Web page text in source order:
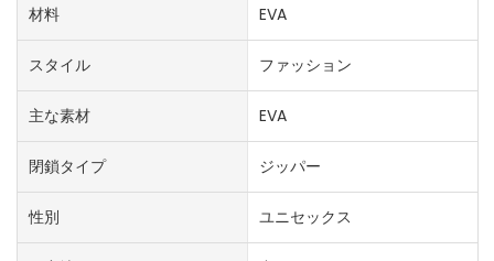
材料 EVA
スタイル ファッション
主な素材 EVA
閉鎖タイプ ジッパー
性別 ユニセックス